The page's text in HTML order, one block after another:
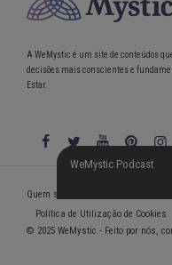
WeMystic Podcast
A WeMystic é um site de conteúdos
decisões mais conscientes e
Estar.
WeMystic Podcast
Quem somos
Política de Utilização de Cookies
© 2025 WeMystic - Feito por nós,